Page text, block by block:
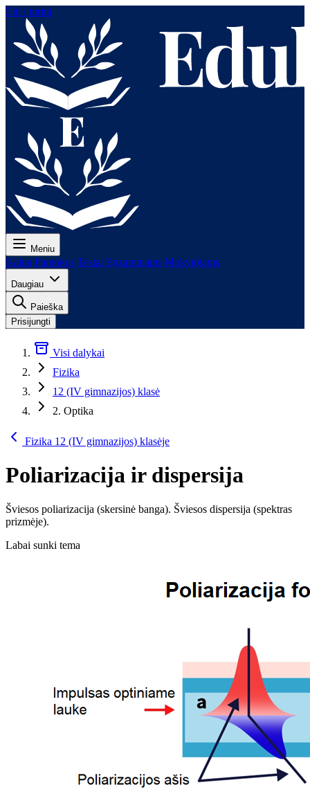
Eiti į turinį
Meniu
Kaina Pamokos Testai Egzaminams Mokytojams
Daugiau
Paieška
Prisijungti
Visi dalykai
Fizika
12 (IV gimnazijos) klasė
2. Optika
Fizika 12 (IV gimnazijos) klasėje
Poliarizacija ir dispersija
Šviesos poliarizacija (skersinė banga). Šviesos dispersija (spektras
prizmėje).
Labai sunki tema